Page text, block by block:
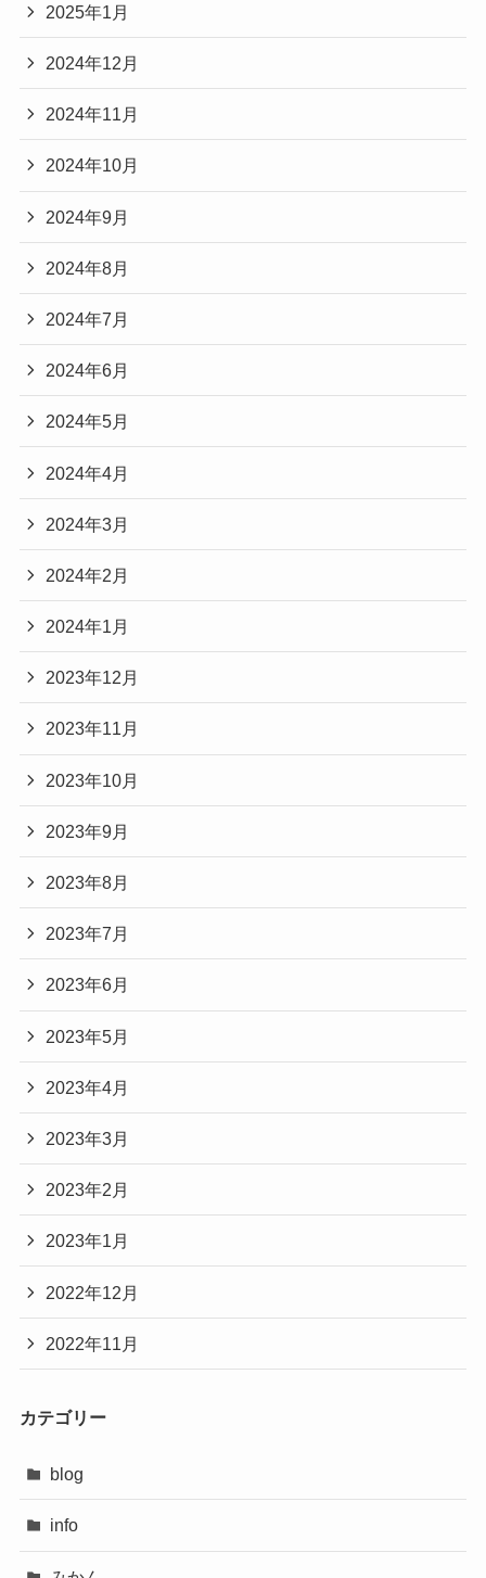
2025年1月
2024年12月
2024年11月
2024年10月
2024年9月
2024年8月
2024年7月
2024年6月
2024年5月
2024年4月
2024年3月
2024年2月
2024年1月
2023年12月
2023年11月
2023年10月
2023年9月
2023年8月
2023年7月
2023年6月
2023年5月
2023年4月
2023年3月
2023年2月
2023年1月
2022年12月
2022年11月
カテゴリー
blog
info